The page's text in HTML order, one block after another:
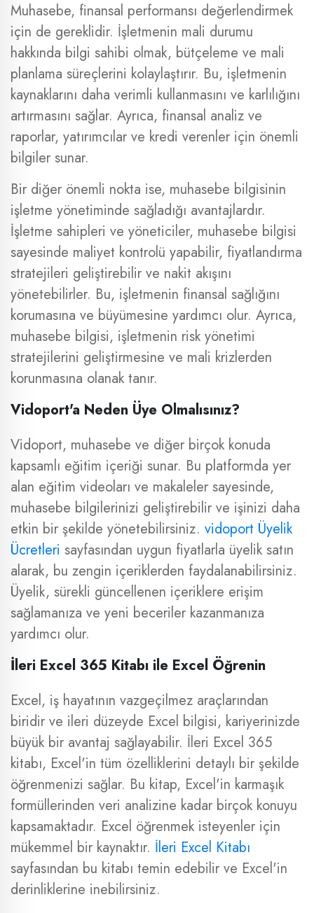
Muhasebe, finansal performansı değerlendirmek
için de gereklidir. İşletmenin mali durumu
hakkında bilgi sahibi olmak, bütçeleme ve mali
planlama süreçlerini kolaylaştırır. Bu, işletmenin
kaynaklarını daha verimli kullanmasını ve karlılığını
artırmasını sağlar. Ayrıca, finansal analiz ve
raporlar, yatırımcılar ve kredi verenler için önemli
bilgiler sunar.
Bir diğer önemli nokta ise, muhasebe bilgisinin
işletme yönetiminde sağladığı avantajlardır.
İşletme sahipleri ve yöneticiler, muhasebe bilgisi
sayesinde maliyet kontrolü yapabilir, fiyatlandırma
stratejileri geliştirebilir ve nakit akışını
yönetebilirler. Bu, işletmenin finansal sağlığını
korumasına ve büyümesine yardımcı olur. Ayrıca,
muhasebe bilgisi, işletmenin risk yönetimi
stratejilerini geliştirmesine ve mali krizlerden
korunmasına olanak tanır.
Vidoport'a Neden Üye Olmalısınız?
Vidoport, muhasebe ve diğer birçok konuda
kapsamlı eğitim içeriği sunar. Bu platformda yer
alan eğitim videoları ve makaleler sayesinde,
muhasebe bilgilerinizi geliştirebilir ve işinizi daha
etkin bir şekilde yönetebilirsiniz. vidoport Üyelik
Ücretleri sayfasından uygun fiyatlarla üyelik satın
alarak, bu zengin içeriklerden faydalanabilirsiniz.
Üyelik, sürekli güncellenen içeriklere erişim
sağlamanıza ve yeni beceriler kazanmanıza
yardımcı olur.
İleri Excel 365 Kitabı ile Excel Öğrenin
Excel, iş hayatının vazgeçilmez araçlarından
biridir ve ileri düzeyde Excel bilgisi, kariyerinizde
büyük bir avantaj sağlayabilir. İleri Excel 365
kitabı, Excel'in tüm özelliklerini detaylı bir şekilde
öğrenmenizi sağlar. Bu kitap, Excel'in karmaşık
formüllerinden veri analizine kadar birçok konuyu
kapsamaktadır. Excel öğrenmek isteyenler için
mükemmel bir kaynaktır. İleri Excel Kitabı
sayfasından bu kitabı temin edebilir ve Excel'in
derinliklerine inebilirsiniz.